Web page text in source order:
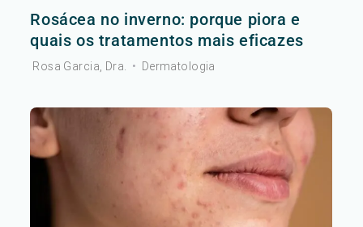
Rosácea no inverno: porque piora e
quais os tratamentos mais eficazes
Rosa Garcia, Dra. • Dermatologia